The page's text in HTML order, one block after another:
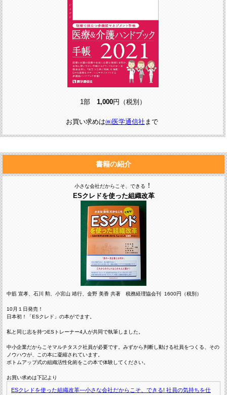
1部 1,000円（税別）
お買い求めは㈱医学通信社 まで
書籍の紹介
小さな会社だからこそ、できる ！
ESクレドを使った組織改革
中筋 宣孝、石川 勲、小宮山 靖行、金野 美香 共著 税務経理協会刊 1600円（税別）
10月１日発売！
日本初！「ESクレド」の本がでます。
私と同じ志を持つESトレーナー4人が共同で執筆しました。
中小企業だからこそマルチタスク社員が必要です。みずから判断し動ける社員をつくる、その
ノウハウが、この本に凝縮されています。
ボトムアップ式の組織活性化術をこの本で体験してください。
お買い求めは下記より
ESクレドを使った組織改革―小さな会社だからこそ、できる! 社員の気持ちを仕